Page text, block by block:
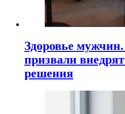
Здоровье
призвали
решения